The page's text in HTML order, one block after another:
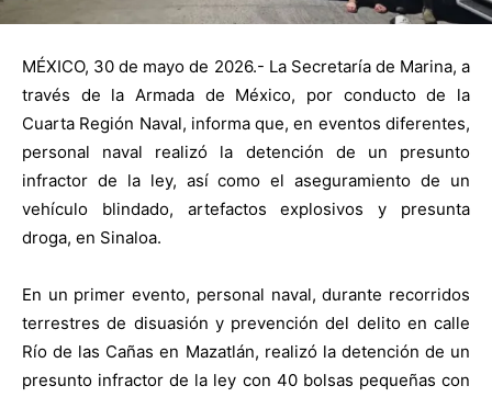
MÉXICO, 30 de mayo de 2026.- La Secretaría de Marina, a
través de la Armada de México, por conducto de la
Cuarta Región Naval, informa que, en eventos diferentes,
personal naval realizó la detención de un presunto
infractor de la ley, así como el aseguramiento de un
vehículo blindado, artefactos explosivos y presunta
droga, en Sinaloa.
En un primer evento, personal naval, durante recorridos
terrestres de disuasión y prevención del delito en calle
Río de las Cañas en Mazatlán, realizó la detención de un
presunto infractor de la ley con 40 bolsas pequeñas con